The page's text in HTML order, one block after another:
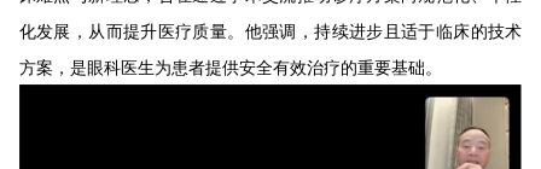
化发展，从而提升医疗质量。他强调，持续进步且适于临床的技术
方案，是眼科医生为患者提供安全有效治疗的重要基础。